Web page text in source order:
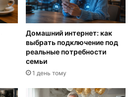
Домашний интернет: как
выбрать подключение под
реальные потребности
семьи
1 день тому